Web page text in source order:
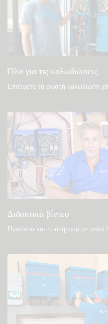
Γενικές λήψεις &
Όλα για τις καλωδιώσεις
Επιτύχετε τη σωστή καλωδίωση
Διδακτικά βίντεο
Προϊόντα και συστήματα με απλά